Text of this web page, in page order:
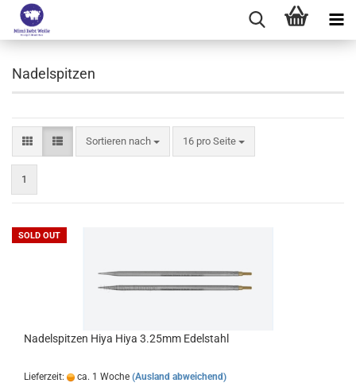
Nadelspitzen
Sortieren nach
Sortieren nach 16 pro Seite
pro Seite
1
SOLD OUT
Nadelspitzen Hiya Hiya 3.25mm Edelstahl
Lieferzeit: ca. 1 Woche (Ausland abweichend)